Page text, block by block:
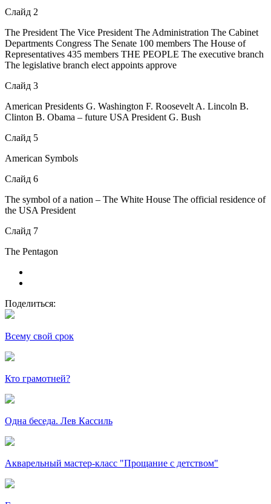
Слайд 2
The President The Vice President The Administration The Cabinet
Departments Congress The Senate 100 members The House of
Representatives 435 members THE PEOPLE The executive branch
The legislative branch elect appoints approve
Слайд 3
American Presidents G. Washington F. Roosevelt A. Lincoln B.
Clinton B. Obama – future USA President G. Bush
Слайд 5
American Symbols
Слайд 6
The symbol of a nation – The White House The official residence of
the USA President
Слайд 7
The Pentagon
Поделиться:
Всему свой срок
Кто грамотней?
Одна беседа. Лев Кассиль
Акварельный мастер-класс "Прощание с детством"